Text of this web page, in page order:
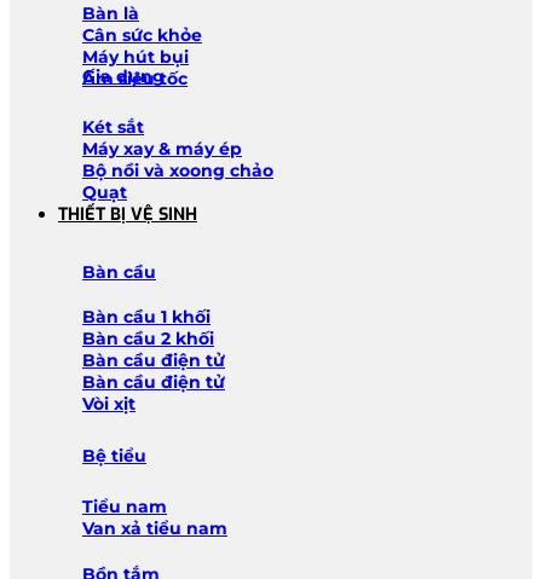
Bàn là
Cân sức khỏe
Máy hút bụi
Ấm siêu tốc
Gia dụng
Két sắt
Máy xay & máy ép
Bộ nồi và xoong chảo
Quạt
THIẾT BỊ VỆ SINH
Bàn cầu
Bàn cầu 1 khối
Bàn cầu 2 khối
Bàn cầu điện tử
Bàn cầu điện tử
Vòi xịt
Bệ tiểu
Tiểu nam
Van xả tiểu nam
Bồn tắm